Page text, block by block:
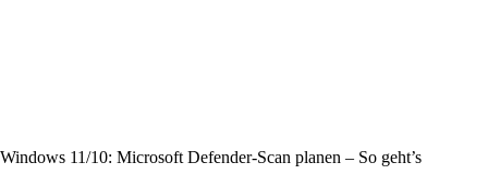
Windows 11/10: Microsoft Defender-Scan planen – So geht’s